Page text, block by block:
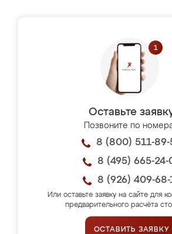
Оставьте
Позвоните по
8 (800) 511-89-
8 (495) 665-24-
8 (926) 409-68-
Или оставьте заявку на сайте для
предварительного расчёта
ОСТАВИТЬ ЗАЯВКУ